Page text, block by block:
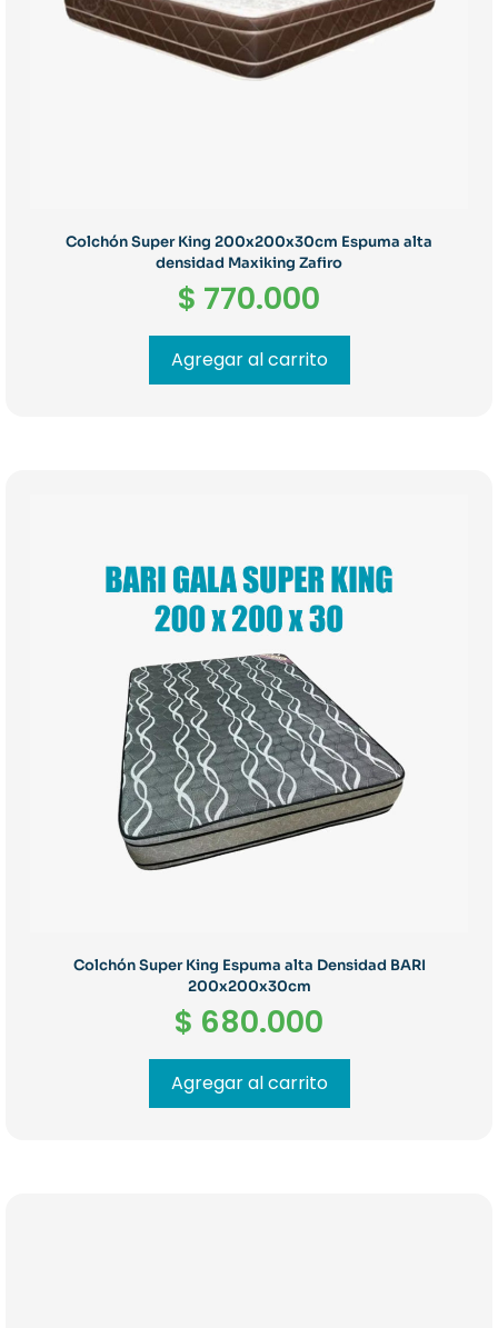
Colchón Super King 200x200x30cm Espuma alta
densidad Maxiking Zafiro
$ 770.000
Agregar al carrito
Colchón Super King Espuma alta Densidad BARI
200x200x30cm
$ 680.000
Agregar al carrito